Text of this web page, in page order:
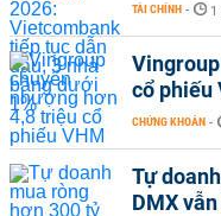
TÀI CHÍNH -
cổ phiếu
CHỨNG KHOÁN -
Tự
DMX